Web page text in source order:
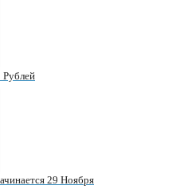
29 Ноября